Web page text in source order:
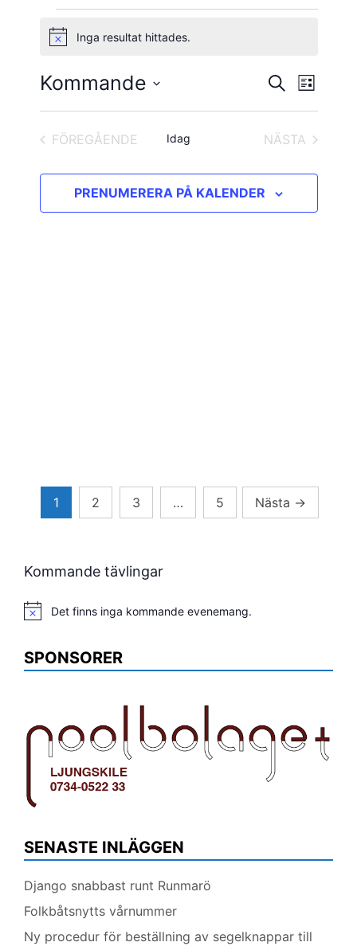
Evenemang
Notis Inga resultat hittades.
Search
and
Views
SÖK LISTA
Kommande
Välj
FÖREGÅENDE
Idag
NÄSTA
PRENUMERERA PÅ KALENDER
Sidnumrering
1 2 3 … 5 Nästa →
Kommande tävlingar
Notis Det finns inga kommande evenemang.
SPONSORER
SENASTE INLÄGGEN
Django snabbast runt Runmarö
Folkbåtsnytts vårnummer
Ny procedur för beställning av segelknappar till